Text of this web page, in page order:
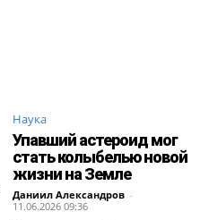
Наука
Упавший астероид мог
стать колыбелью новой
жизни на Земле
Даниил Александров -
11.06.2026 09:36